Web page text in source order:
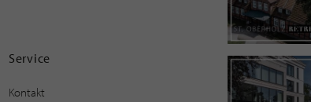
Service
Kontakt